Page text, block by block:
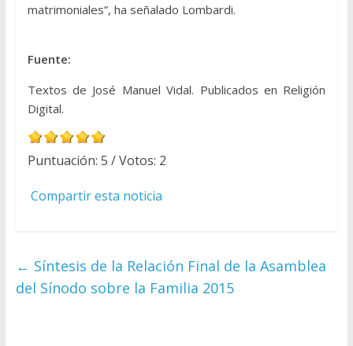
matrimoniales”, ha señalado Lombardi.
Fuente:
Textos de José Manuel Vidal. Publicados en Religión
Digital.
Puntuación: 5 / Votos: 2
Compartir esta noticia
← Síntesis de la Relación Final de la Asamblea
del Sínodo sobre la Familia 2015